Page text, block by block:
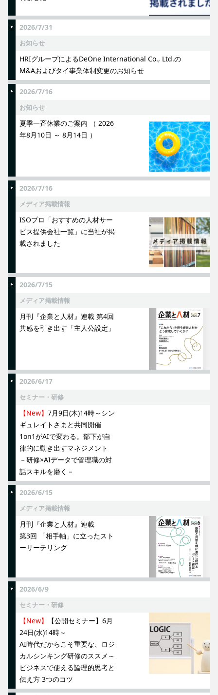
2026/7/31
お知らせ
HRIグループによるDeOne International Co., Ltd.の
M&Aおよびタイ事業体制変更のお知らせ
2026/7/16
お知らせ
夏季一斉休業のご案内 （ 2026
年8月10日 ～ 8月14日 ）
2026/7/16
メディア掲載情報
ISOプロ「おすすめの人材サー
ビス提供会社一覧」に当社が掲
載されました
2026/7/15
メディア掲載情報
月刊『企業と人材』連載 第4回
共感を引き出す「主人公設定」
2026/6/17
セミナー・研修
【New】 7月9日(木)14時～シン
ギュレイトさまと共同開催
1on1がAIで変わる。部下が自
律的に動き出すマネジメント
－研修×AIデータで管理職の対
話スキルを磨く－
2026/6/15
メディア掲載情報
月刊『企業と人材』連載
第3回 「相手軸」に立ったスト
ーリーテリング
2026/6/9
セミナー・研修
【New】
【公開セミナー】6月
24日(水)14時～
AI時代だからこそ重要な、ロジ
カルシンキング研修のススメ～
ビジネスで使える論理的思考と
伝え方 3つのコツ